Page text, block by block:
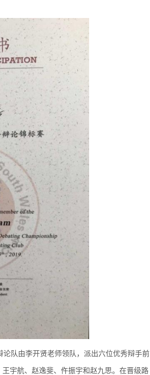
队由李开贤老师领队，派出六位优秀辩手前
宇航、赵逸斐、仵振宇和赵九思。在晋级路